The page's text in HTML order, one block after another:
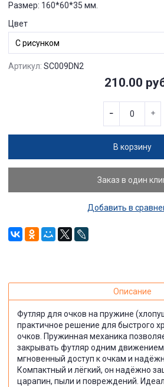
Размер: 160*60*35 мм.
Цвет
Артикул: SC009DN2
210.00
В корзину
Заказ в один
Добавить в
Описание
Футляр для очков на пружине
практичное решение для быстрого
очков. Пружинная механика
закрывать футляр одним
мгновенный доступ к очкам и
Компактный и лёгкий, он надёжно
царапин, пыли и повреждений.